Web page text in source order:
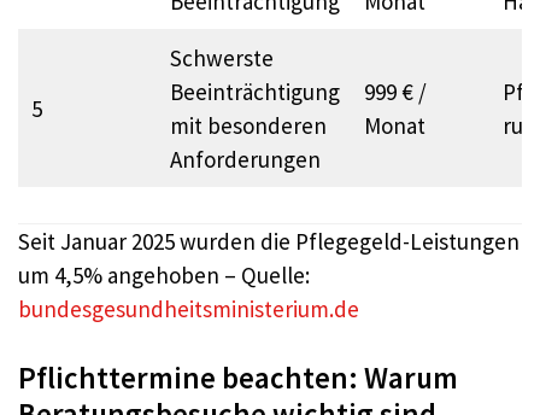
5
Schwerste
Beeinträchtigung
mit besonderen
Anforderungen
999 € /
Monat
Seit Januar 2025 wurden die Pflegegeld-Leistungen
um 4,5% angehoben – Quelle:
bundesgesundheitsministerium.de
Pflichttermine beachten: Warum